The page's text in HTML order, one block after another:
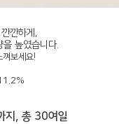
깐하게,
높였습니다.
껴보세요!
지, 총 30여일